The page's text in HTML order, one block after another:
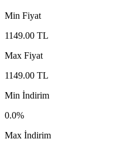
Min Fiyat
1149.00 TL
Max Fiyat
1149.00 TL
Min İndirim
0.0%
Max İndirim